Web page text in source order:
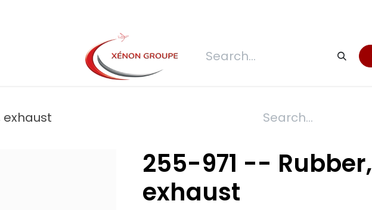
REQUEST FOR QUOTATION Connexion Refection
exhaust
255-971 -- Rubber,
exhaust